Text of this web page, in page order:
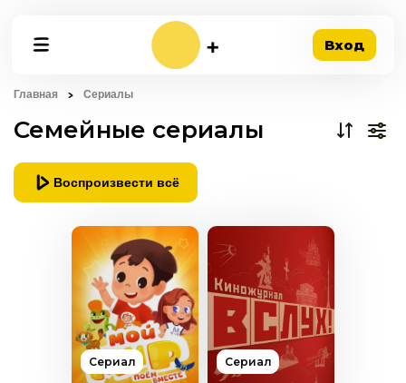
Вход
Главная Сериалы
Семейные сериалы
Воспроизвести всё
Сериал Сериал